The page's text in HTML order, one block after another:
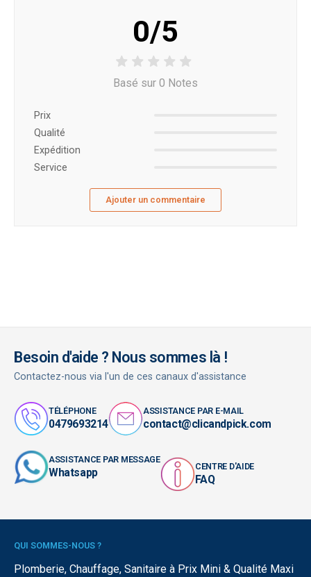
0/5
Basé sur 0 Notes
Prix ​​
Qualité
Expédition
Service
Ajouter un commentaire
Besoin d'aide ? Nous sommes là !
Contactez-nous via l'un de ces canaux d'assistance
TÉLÉPHONE
0479693214
ASSISTANCE PAR E-MAIL
contact@clicandpick.com
ASSISTANCE PAR MESSAGE
Whatsapp CENTRE D'AIDE
FAQ
QUI SOMMES-NOUS ?
Plomberie, Chauffage, Sanitaire à Prix Mini & Qualité Maxi